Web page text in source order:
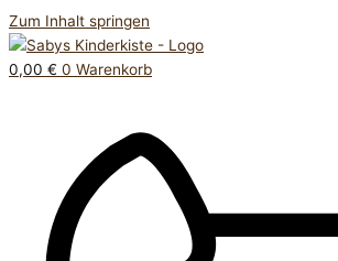
Zum Inhalt springen
0,00 € 0 Warenkorb